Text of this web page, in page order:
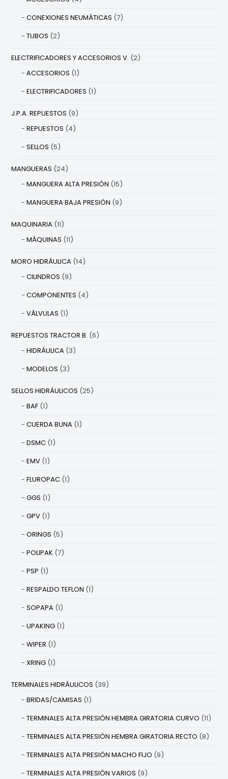
CONEXIONES NEUMÁTICAS (7)
TUBOS (2)
ELECTRIFICADORES Y ACCESORIOS V. (2)
ACCESORIOS (1)
ELECTRIFICADORES (1)
J.P.A. REPUESTOS (9)
REPUESTOS (4)
SELLOS (5)
MANGUERAS (24)
MANGUERA ALTA PRESIÓN (15)
MANGUERA BAJA PRESIÓN (9)
MAQUINARIA (11)
MÁQUINAS (11)
MORO HIDRÁULICA (14)
CILINDROS (9)
COMPONENTES (4)
VÁLVULAS (1)
REPUESTOS TRACTOR B. (6)
HIDRÁULICA (3)
MODELOS (3)
SELLOS HIDRÁULICOS (25)
BAF (1)
CUERDA BUNA (1)
DSMC (1)
EMV (1)
FLUROPAC (1)
GGS (1)
GPV (1)
ORINGS (5)
POLIPAK (7)
PSP (1)
RESPALDO TEFLON (1)
SOPAPA (1)
UPAKING (1)
WIPER (1)
XRING (1)
TERMINALES HIDRÁULICOS (39)
BRIDAS/CAMISAS (1)
TERMINALES ALTA PRESIÓN HEMBRA GIRATORIA CURVO (11)
TERMINALES ALTA PRESIÓN HEMBRA GIRATORIA RECTO (8)
TERMINALES ALTA PRESIÓN MACHO FIJO (9)
TERMINALES ALTA PRESIÓN VARIOS (9)